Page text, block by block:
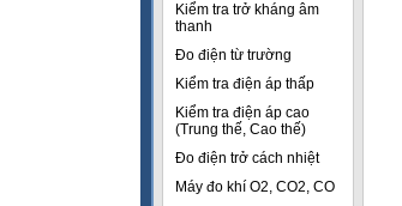
Kiểm tra trở kháng âm
thanh
Đo điện từ trường
Kiểm tra điện áp thấp
Kiểm tra điện áp cao
(Trung thế, Cao thế)
Đo điện trở cách nhiệt
Máy đo khí O2, CO2, CO